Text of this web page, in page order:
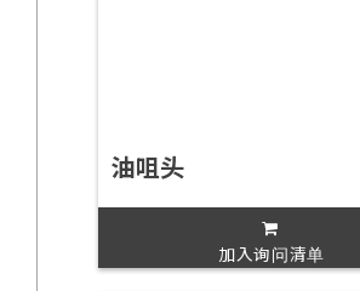
油咀头
加入询问清单